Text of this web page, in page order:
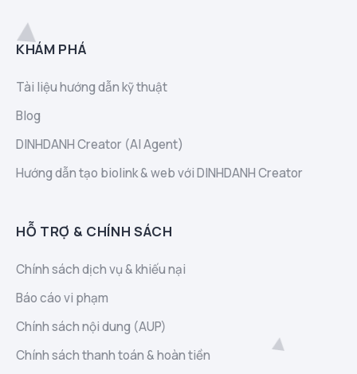
KHÁM PHÁ
Tài liệu hướng dẫn kỹ thuật
Blog
DINHDANH Creator (AI Agent)
Hướng dẫn tạo biolink & web với DINHDANH Creator
HỖ TRỢ & CHÍNH SÁCH
Chính sách dịch vụ & khiếu nại
Báo cáo vi phạm
Chính sách nội dung (AUP)
Chính sách thanh toán & hoàn tiền